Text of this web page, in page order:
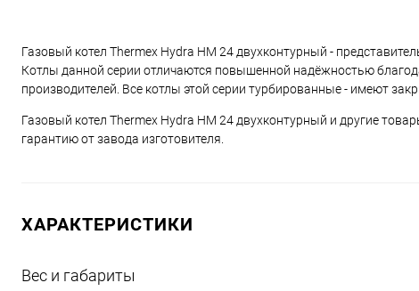
Газовый котел Thermex Hydra HM 24 двухконтурный -
Котлы данной серии отличаются повышенной надёжностью
производителей. Все котлы этой серии турбированные - имеют
Газовый котел Thermex Hydra HM 24 двухконтурный и другие
гарантию от завода изготовителя.
ХАРАКТЕРИСТИКИ
Вес и габариты